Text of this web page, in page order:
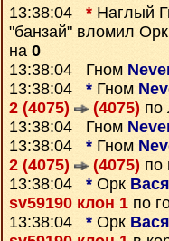
13:38:04 * Наглый
"банзай" вломил Орк
на 0
13:38:04 Гном
13:38:04 * Гном
2 (4075)
(4075) по
13:38:04 Гном
13:38:04 * Гном
2 (4075)
(4075) по
13:38:04 * Орк
sv59190 клон 1 по
13:38:04 * Орк